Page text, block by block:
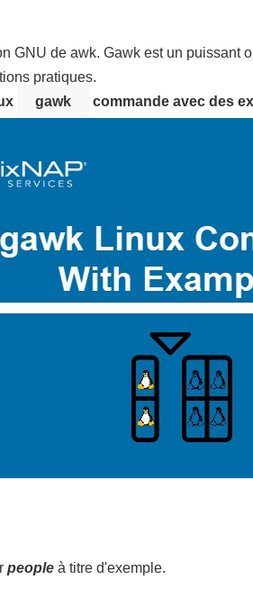
GNU de awk. Gawk est un
pratiques.
gawk commande avec des
people à titre d'exemple.